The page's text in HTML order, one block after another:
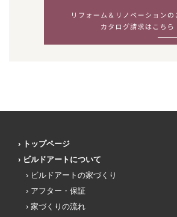
トップページ
ビルドアートについて
ビルドアートの家づくり
アフター・保証
家づくりの流れ